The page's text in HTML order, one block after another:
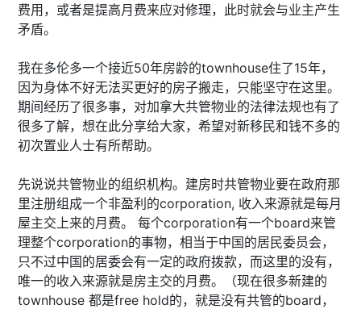
费用，或者是提高月费来应对修理，此时就会与业主产生
矛盾。
我在多伦多一个接近50年房龄的townhouse住了15年，
因为身体不好无法买更好的房子搬走，只能坚守在这里。
期间经历了很多事，对加拿大共管物业的法律法规也有了
很多了解，想在此分享给大家，希望对新移民和钱不多的
初次置业人士有所帮助。
先说说共管物业的组织机构。建房时共管物业要在政府那
里注册组成一个非盈利的corporation, 收入来源就是每月
屋主交上来的月费。 每个corporation有一个board来管
理整个corporation的事物，相当于中国的居民委员会，
只不过中国的居委会有一定的政府拨款，而这里的没有，
唯一的收入来源就是房主交的月费。（现在很多新建的
townhouse 都是free hold的，就是没有共管的board，